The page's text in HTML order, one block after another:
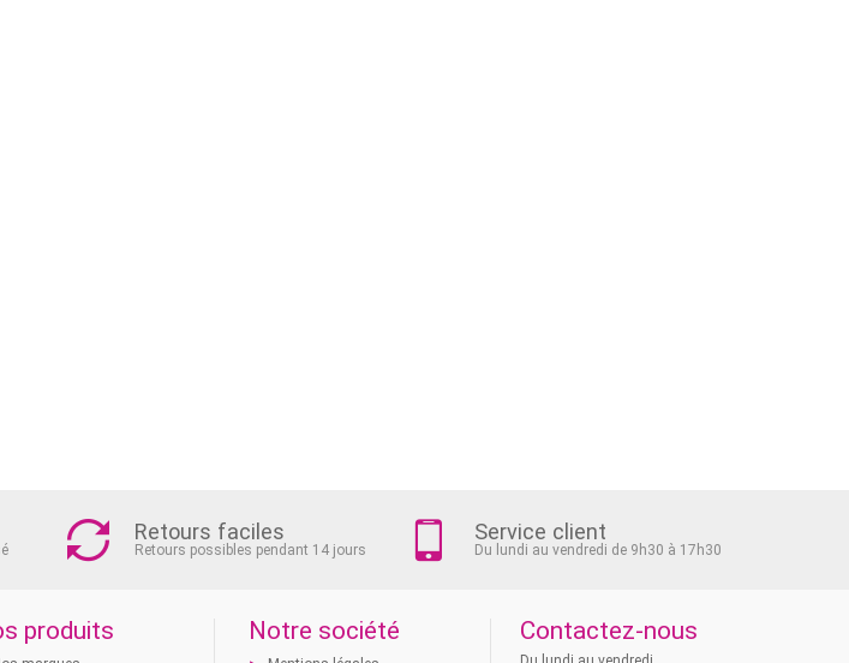
Retours faciles
Retours possibles pendant 14 jours
Service client
Du lundi au vendredi de 9h30 à 17h30
produits Notre société Contactez-nous